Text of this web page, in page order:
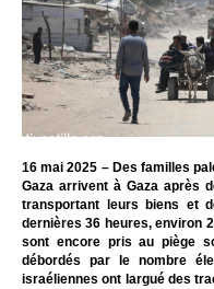
16 mai 2025 – Des familles
Gaza arrivent à Gaza après
transportant leurs biens et
dernières 36 heures, environ
sont encore pris au piège
débordés par le nombre
israéliennes ont largué des